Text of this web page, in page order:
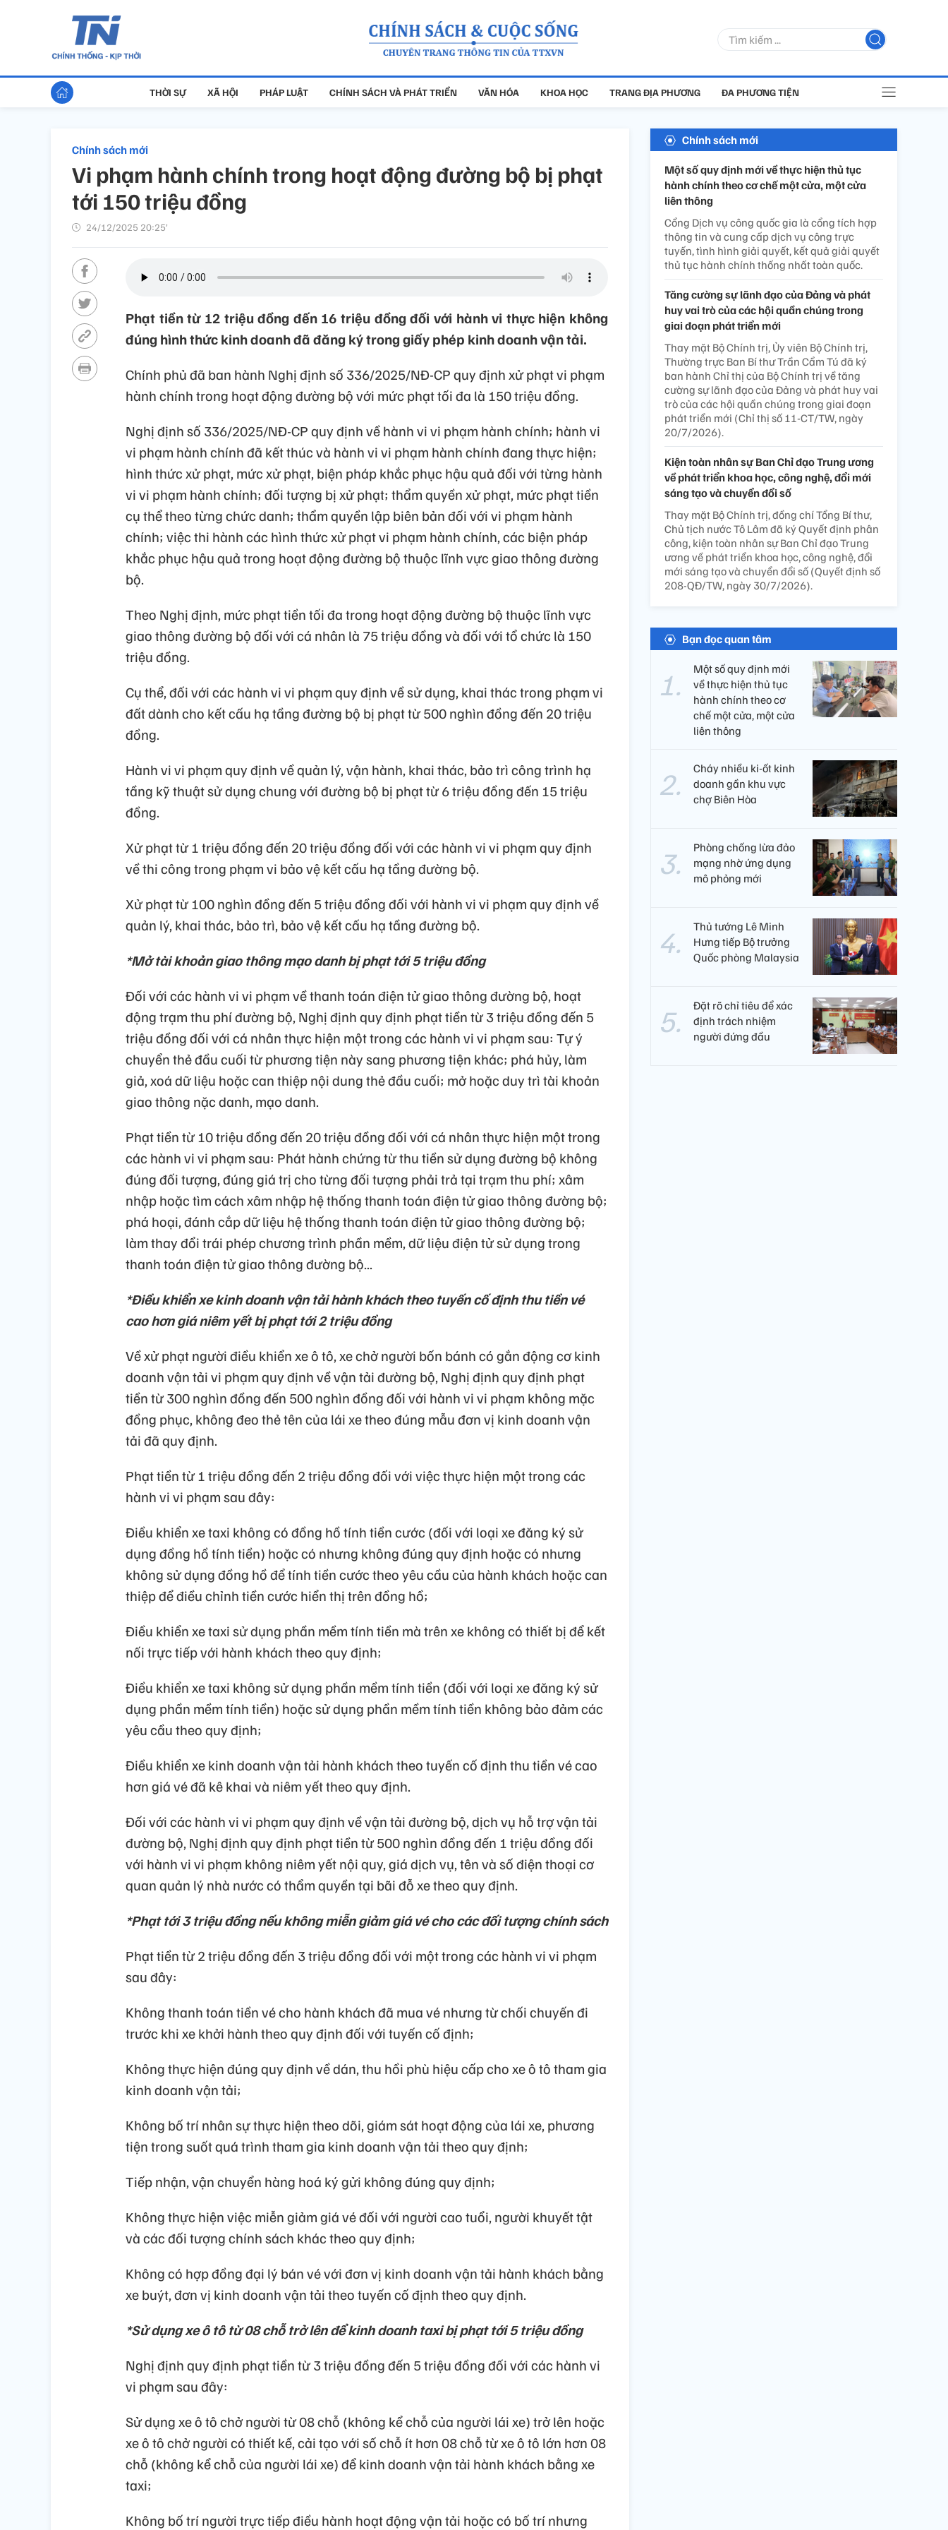
THỜI SỰ XÃ HỘI PHÁP LUẬT CHÍNH SÁCH VÀ PHÁT TRIỂN VĂN HÓA KHOA HỌC TRANG ĐỊA PHƯƠNG ĐA PHƯƠNG TIỆN
Chính sách mới
Vi phạm hành chính trong hoạt động đường bộ bị phạt
tới 150 triệu đồng
24/12/2025 20:25’
Phạt tiền từ 12 triệu đồng đến 16 triệu đồng đối với hành vi thực hiện không
đúng hình thức kinh doanh đã đăng ký trong giấy phép kinh doanh vận tải.
Chính phủ đã ban hành Nghị định số 336/2025/NĐ-CP quy định xử phạt vi phạm
hành chính trong hoạt động đường bộ với mức phạt tối đa là 150 triệu đồng.
Nghị định số 336/2025/NĐ-CP quy định về hành vi vi phạm hành chính; hành vi
vi phạm hành chính đã kết thúc và hành vi vi phạm hành chính đang thực hiện;
hình thức xử phạt, mức xử phạt, biện pháp khắc phục hậu quả đối với từng hành
vi vi phạm hành chính; đối tượng bị xử phạt; thẩm quyền xử phạt, mức phạt tiền
cụ thể theo từng chức danh; thẩm quyền lập biên bản đối với vi phạm hành
chính; việc thi hành các hình thức xử phạt vi phạm hành chính, các biện pháp
khắc phục hậu quả trong hoạt động đường bộ thuộc lĩnh vực giao thông đường
bộ.
Theo Nghị định, mức phạt tiền tối đa trong hoạt động đường bộ thuộc lĩnh vực
giao thông đường bộ đối với cá nhân là 75 triệu đồng và đối với tổ chức là 150
triệu đồng.
Cụ thể, đối với các hành vi vi phạm quy định về sử dụng, khai thác trong phạm vi
đất dành cho kết cấu hạ tầng đường bộ bị phạt từ 500 nghìn đồng đến 20 triệu
đồng.
Hành vi vi phạm quy định về quản lý, vận hành, khai thác, bảo trì công trình hạ
tầng kỹ thuật sử dụng chung với đường bộ bị phạt từ 6 triệu đồng đến 15 triệu
đồng.
Xử phạt từ 1 triệu đồng đến 20 triệu đồng đối với các hành vi vi phạm quy định
về thi công trong phạm vi bảo vệ kết cấu hạ tầng đường bộ.
Xử phạt từ 100 nghìn đồng đến 5 triệu đồng đối với hành vi vi phạm quy định về
quản lý, khai thác, bảo trì, bảo vệ kết cấu hạ tầng đường bộ.
*Mở tài khoản giao thông mạo danh bị phạt tới 5 triệu đồng
Đối với các hành vi vi phạm về thanh toán điện tử giao thông đường bộ, hoạt
động trạm thu phí đường bộ, Nghị định quy định phạt tiền từ 3 triệu đồng đến 5
triệu đồng đối với cá nhân thực hiện một trong các hành vi vi phạm sau: Tự ý
chuyển thẻ đầu cuối từ phương tiện này sang phương tiện khác; phá hủy, làm
giả, xoá dữ liệu hoặc can thiệp nội dung thẻ đầu cuối; mở hoặc duy trì tài khoản
giao thông nặc danh, mạo danh.
Phạt tiền từ 10 triệu đồng đến 20 triệu đồng đối với cá nhân thực hiện một trong
các hành vi vi phạm sau: Phát hành chứng từ thu tiền sử dụng đường bộ không
đúng đối tượng, đúng giá trị cho từng đối tượng phải trả tại trạm thu phí; xâm
nhập hoặc tìm cách xâm nhập hệ thống thanh toán điện tử giao thông đường bộ;
phá hoại, đánh cắp dữ liệu hệ thống thanh toán điện tử giao thông đường bộ;
làm thay đổi trái phép chương trình phần mềm, dữ liệu điện tử sử dụng trong
thanh toán điện tử giao thông đường bộ...
*Điều khiển xe kinh doanh vận tải hành khách theo tuyến cố định thu tiền vé
cao hơn giá niêm yết bị phạt tới 2 triệu đồng
Về xử phạt người điều khiển xe ô tô, xe chở người bốn bánh có gắn động cơ kinh
doanh vận tải vi phạm quy định về vận tải đường bộ, Nghị định quy định phạt
tiền từ 300 nghìn đồng đến 500 nghìn đồng đối với hành vi vi phạm không mặc
đồng phục, không đeo thẻ tên của lái xe theo đúng mẫu đơn vị kinh doanh vận
tải đã quy định.
Phạt tiền từ 1 triệu đồng đến 2 triệu đồng đối với việc thực hiện một trong các
hành vi vi phạm sau đây:
Điều khiển xe taxi không có đồng hồ tính tiền cước (đối với loại xe đăng ký sử
dụng đồng hồ tính tiền) hoặc có nhưng không đúng quy định hoặc có nhưng
không sử dụng đồng hồ để tính tiền cước theo yêu cầu của hành khách hoặc can
thiệp để điều chỉnh tiền cước hiển thị trên đồng hồ;
Điều khiển xe taxi sử dụng phần mềm tính tiền mà trên xe không có thiết bị để kết
nối trực tiếp với hành khách theo quy định;
Điều khiển xe taxi không sử dụng phần mềm tính tiền (đối với loại xe đăng ký sử
dụng phần mềm tính tiền) hoặc sử dụng phần mềm tính tiền không bảo đảm các
yêu cầu theo quy định;
Điều khiển xe kinh doanh vận tải hành khách theo tuyến cố định thu tiền vé cao
hơn giá vé đã kê khai và niêm yết theo quy định.
Đối với các hành vi vi phạm quy định về vận tải đường bộ, dịch vụ hỗ trợ vận tải
đường bộ, Nghị định quy định phạt tiền từ 500 nghìn đồng đến 1 triệu đồng đối
với hành vi vi phạm không niêm yết nội quy, giá dịch vụ, tên và số điện thoại cơ
quan quản lý nhà nước có thẩm quyền tại bãi đỗ xe theo quy định.
*Phạt tới 3 triệu đồng nếu không miễn giảm giá vé cho các đối tượng chính sách
Phạt tiền từ 2 triệu đồng đến 3 triệu đồng đối với một trong các hành vi vi phạm
sau đây:
Không thanh toán tiền vé cho hành khách đã mua vé nhưng từ chối chuyến đi
trước khi xe khởi hành theo quy định đối với tuyến cố định;
Không thực hiện đúng quy định về dán, thu hồi phù hiệu cấp cho xe ô tô tham gia
kinh doanh vận tải;
Không bố trí nhân sự thực hiện theo dõi, giám sát hoạt động của lái xe, phương
tiện trong suốt quá trình tham gia kinh doanh vận tải theo quy định;
Tiếp nhận, vận chuyển hàng hoá ký gửi không đúng quy định;
Không thực hiện việc miễn giảm giá vé đối với người cao tuổi, người khuyết tật
và các đối tượng chính sách khác theo quy định;
Không có hợp đồng đại lý bán vé với đơn vị kinh doanh vận tải hành khách bằng
xe buýt, đơn vị kinh doanh vận tải theo tuyến cố định theo quy định.
*Sử dụng xe ô tô từ 08 chỗ trở lên để kinh doanh taxi bị phạt tới 5 triệu đồng
Nghị định quy định phạt tiền từ 3 triệu đồng đến 5 triệu đồng đối với các hành vi
vi phạm sau đây:
Sử dụng xe ô tô chở người từ 08 chỗ (không kể chỗ của người lái xe) trở lên hoặc
xe ô tô chở người có thiết kế, cải tạo với số chỗ ít hơn 08 chỗ từ xe ô tô lớn hơn 08
chỗ (không kể chỗ của người lái xe) để kinh doanh vận tải hành khách bằng xe
taxi;
Không bố trí người trực tiếp điều hành hoạt động vận tải hoặc có bố trí nhưng
Chính sách mới
Một số quy định mới về thực hiện thủ tục
hành chính theo cơ chế một cửa, một cửa
liên thông
Cổng Dịch vụ công quốc gia là cổng tích hợp
thông tin và cung cấp dịch vụ công trực
tuyến, tình hình giải quyết, kết quả giải quyết
thủ tục hành chính thống nhất toàn quốc.
Tăng cường sự lãnh đạo của Đảng và phát
huy vai trò của các hội quần chúng trong
giai đoạn phát triển mới
Thay mặt Bộ Chính trị, Ủy viên Bộ Chính trị,
Thường trực Ban Bí thư Trần Cẩm Tú đã ký
ban hành Chỉ thị của Bộ Chính trị về tăng
cường sự lãnh đạo của Đảng và phát huy vai
trò của các hội quần chúng trong giai đoạn
phát triển mới (Chỉ thị số 11-CT/TW, ngày
20/7/2026).
Kiện toàn nhân sự Ban Chỉ đạo Trung ương
về phát triển khoa học, công nghệ, đổi mới
sáng tạo và chuyển đổi số
Thay mặt Bộ Chính trị, đồng chí Tổng Bí thư,
Chủ tịch nước Tô Lâm đã ký Quyết định phân
công, kiện toàn nhân sự Ban Chỉ đạo Trung
ương về phát triển khoa học, công nghệ, đổi
mới sáng tạo và chuyển đổi số (Quyết định số
208-QĐ/TW, ngày 30/7/2026).
Bạn đọc quan tâm
Một số quy định mới
về thực hiện thủ tục
hành chính theo cơ
chế một cửa, một cửa
liên thông
Cháy nhiều ki-ốt kinh
doanh gần khu vực
chợ Biên Hòa
Phòng chống lừa đảo
mạng nhờ ứng dụng
mô phỏng mới
Thủ tướng Lê Minh
Hưng tiếp Bộ trưởng
Quốc phòng Malaysia
Đặt rõ chỉ tiêu để xác
định trách nhiệm
người đứng đầu